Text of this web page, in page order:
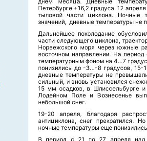
Петербурге +16,2 градуса. 12
тыловой части циклона. Ночные
значений, дневные температуры не
Дальнейшее похолодание
части следующего циклона,
Норвежского моря через южные
восточном направлении. На
температурным фоном на 4…7
понизились до -3…-8 градусов,
дневные температуры не
сильный, и вновь установился
15 мм осадков, в Шлиссельбурге
Лодейном Поле и Вознесенье
небольшой снег.
19-20 апреля, благодаря
антициклона, снег прекратился.
ночные температуры еще
В период с 21 по 27 апреля над